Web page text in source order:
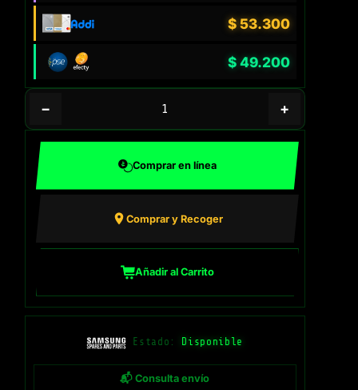
$53.300
$49.200
− +
Comprar en línea
Comprar y Recoger
Añadir al Carrito
Estado: Disponible
📬 Consulta envío